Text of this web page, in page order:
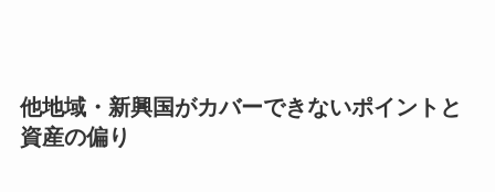
他地域・新興国がカバーできないポイントと
資産の偏り